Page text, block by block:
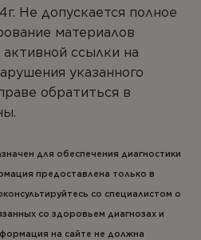
Не допускается полное
материалов
активной ссылки на
указанного
обратиться в
для обеспечения диагностики
предоставлена только в
со специалистом о
со здоровьем диагнозах и
на сайте не должна